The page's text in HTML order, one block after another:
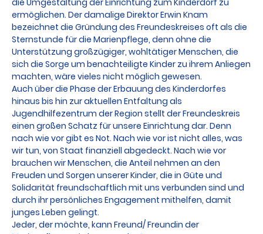
die Umgestaltung der Einrichtung zum Kinderdorf zu
ermöglichen. Der damalige Direktor Erwin Knam
bezeichnet die Gründung des Freundeskreises oft als die
Sternstunde für die Marienpflege, denn ohne die
Unterstützung großzügiger, wohltätiger Menschen, die
sich die Sorge um benachteiligte Kinder zu ihrem Anliegen
machten, wäre vieles nicht möglich gewesen.
Auch über die Phase der Erbauung des Kinderdorfes
hinaus bis hin zur aktuellen Entfaltung als
Jugendhilfezentrum der Region stellt der Freundeskreis
einen großen Schatz für unsere Einrichtung dar. Denn
nach wie vor gibt es Not. Nach wie vor ist nicht alles, was
wir tun, von Staat finanziell abgedeckt. Nach wie vor
brauchen wir Menschen, die Anteil nehmen an den
Freuden und Sorgen unserer Kinder, die in Güte und
Solidarität freundschaftlich mit uns verbunden sind und
durch ihr persönliches Engagement mithelfen, damit
junges Leben gelingt.
Jeder, der möchte, kann Freund/ Freundin der